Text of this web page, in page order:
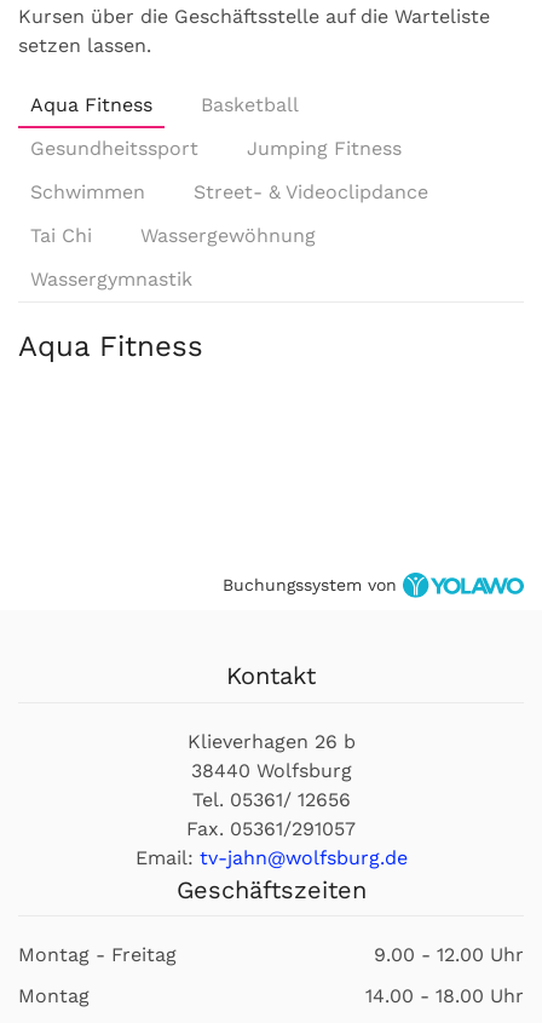
Kursen über die Geschäftsstelle auf die Warteliste
setzen lassen.
Aqua Fitness
Basketball
Gesundheitssport
Jumping Fitness
Schwimmen
Street- & Videoclipdance
Tai Chi
Wassergewöhnung
Wassergymnastik
Aqua Fitness
Buchungssystem von
Kontakt
Klieverhagen 26 b
38440 Wolfsburg
Tel. 05361/ 12656
Fax. 05361/291057
Email: tv-jahn@wolfsburg.de
Geschäftszeiten
Montag - Freitag
9.00 - 12.00 Uhr
Montag
14.00 - 18.00 Uhr